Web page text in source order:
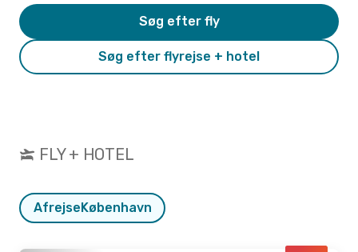
Søg efter flyrejse + hotel
Søg efter fly
FLY + HOTEL
Afrejse København